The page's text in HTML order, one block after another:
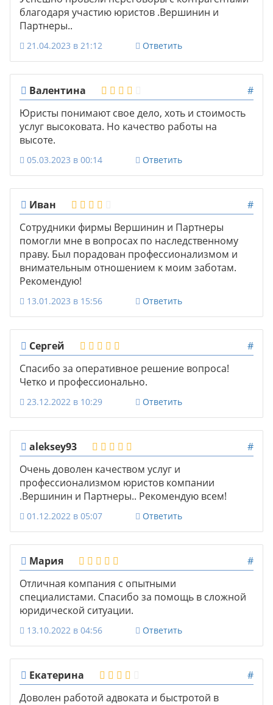
благодаря участию юристов .Вершинин и
Партнеры..
21.04.2023 в 21:12 Ответить
Валентина
#
Юристы понимают свое дело, хоть и стоимость
услуг высоковата. Но качество работы на
высоте.
05.03.2023 в 00:14 Ответить
Иван
#
Сотрудники фирмы Вершинин и Партнеры
помогли мне в вопросах по наследственному
праву. Был порадован профессионализмом и
внимательным отношением к моим заботам.
Рекомендую!
13.01.2023 в 15:56 Ответить
Сергей
#
Спасибо за оперативное решение вопроса!
Четко и профессионально.
23.12.2022 в 10:29 Ответить
aleksey93
#
Очень доволен качеством услуг и
профессионализмом юристов компании
.Вершинин и Партнеры.. Рекомендую всем!
01.12.2022 в 05:07 Ответить
Мария
#
Отличная компания с опытными
специалистами. Спасибо за помощь в сложной
юридической ситуации.
13.10.2022 в 04:56 Ответить
Екатерина
#
Доволен работой адвоката и быстротой в